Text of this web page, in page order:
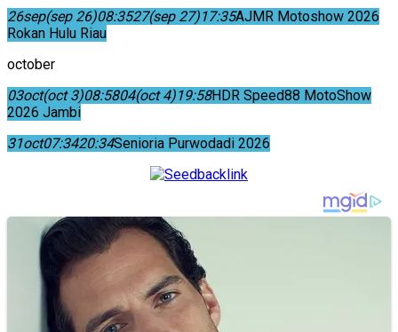
26sep(sep 26)08:3527(sep 27)17:35AJMR Motoshow 2026
Rokan Hulu Riau
october
03oct(oct 3)08:5804(oct 4)19:58HDR Speed88 MotoShow
2026 Jambi
31oct07:3420:34Senioria Purwodadi 2026